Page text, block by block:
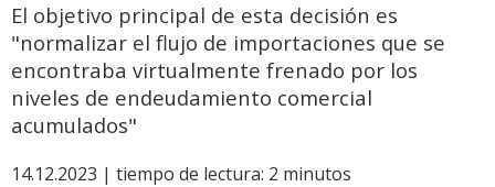
El objetivo principal de esta decisión es
"normalizar el flujo de importaciones que se
encontraba virtualmente frenado por los
niveles de endeudamiento comercial
acumulados"
14.12.2023 | tiempo de lectura: 2 minutos